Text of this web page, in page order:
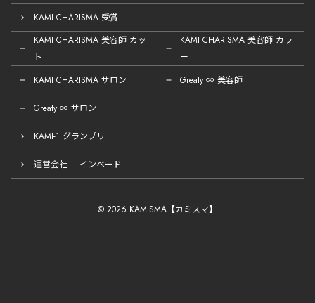
KAMI CHARISMA 受賞
KAMI CHARISMA 美容師 カッ
ト
KAMI CHARISMA 美容師 カラ
ー
KAMI CHARISMA サロン
Greaty ∞ 美容師
Greaty ∞ サロン
KAMI-1 グランプリ
運営会社 – インベード
© 2026 KAMISMA【カミスマ】